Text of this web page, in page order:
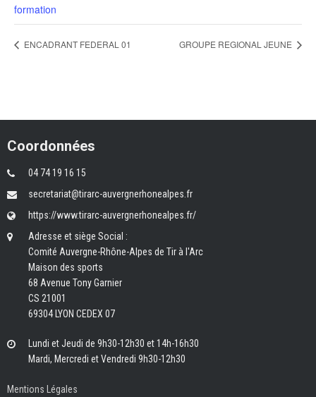
formation
ENCADRANT FEDERAL 01 GROUPE REGIONAL JEUNE
Coordonnées
04 74 19 16 15
secretariat@tirarc-auvergnerhonealpes.fr
https://www.tirarc-auvergnerhonealpes.fr/
Adresse et siège Social :
Comité Auvergne-Rhône-Alpes de Tir à l'Arc
Maison des sports
68 Avenue Tony Garnier
CS 21001
69304 LYON CEDEX 07
Lundi et Jeudi de 9h30-12h30 et 14h-16h30
Mardi, Mercredi et Vendredi 9h30-12h30
Mentions Légales